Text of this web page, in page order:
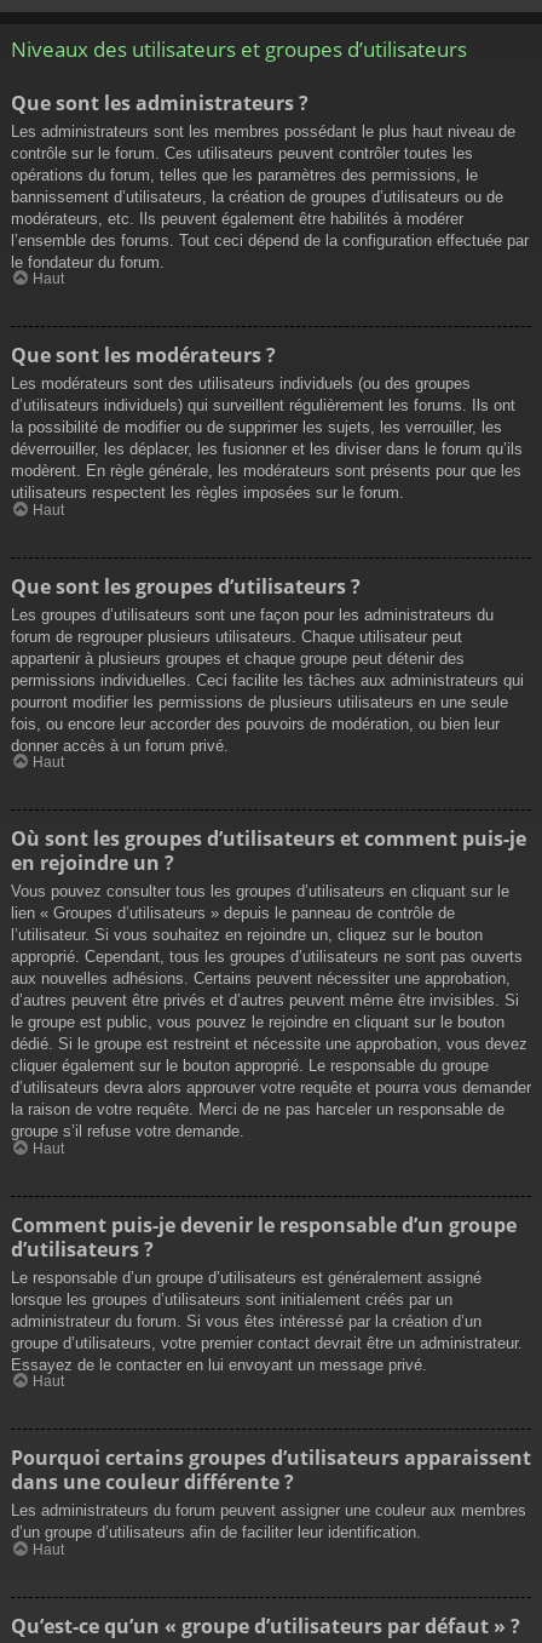
Niveaux des utilisateurs et groupes d’utilisateurs
Que sont les administrateurs ?
Les administrateurs sont les membres possédant le plus haut niveau de
contrôle sur le forum. Ces utilisateurs peuvent contrôler toutes les
opérations du forum, telles que les paramètres des permissions, le
bannissement d’utilisateurs, la création de groupes d’utilisateurs ou de
modérateurs, etc. Ils peuvent également être habilités à modérer
l’ensemble des forums. Tout ceci dépend de la configuration effectuée par
le fondateur du forum.
Haut
Que sont les modérateurs ?
Les modérateurs sont des utilisateurs individuels (ou des groupes
d’utilisateurs individuels) qui surveillent régulièrement les forums. Ils ont
la possibilité de modifier ou de supprimer les sujets, les verrouiller, les
déverrouiller, les déplacer, les fusionner et les diviser dans le forum qu’ils
modèrent. En règle générale, les modérateurs sont présents pour que les
utilisateurs respectent les règles imposées sur le forum.
Haut
Que sont les groupes d’utilisateurs ?
Les groupes d’utilisateurs sont une façon pour les administrateurs du
forum de regrouper plusieurs utilisateurs. Chaque utilisateur peut
appartenir à plusieurs groupes et chaque groupe peut détenir des
permissions individuelles. Ceci facilite les tâches aux administrateurs qui
pourront modifier les permissions de plusieurs utilisateurs en une seule
fois, ou encore leur accorder des pouvoirs de modération, ou bien leur
donner accès à un forum privé.
Haut
Où sont les groupes d’utilisateurs et comment puis-je
en rejoindre un ?
Vous pouvez consulter tous les groupes d’utilisateurs en cliquant sur le
lien « Groupes d’utilisateurs » depuis le panneau de contrôle de
l’utilisateur. Si vous souhaitez en rejoindre un, cliquez sur le bouton
approprié. Cependant, tous les groupes d’utilisateurs ne sont pas ouverts
aux nouvelles adhésions. Certains peuvent nécessiter une approbation,
d’autres peuvent être privés et d’autres peuvent même être invisibles. Si
le groupe est public, vous pouvez le rejoindre en cliquant sur le bouton
dédié. Si le groupe est restreint et nécessite une approbation, vous devez
cliquer également sur le bouton approprié. Le responsable du groupe
d’utilisateurs devra alors approuver votre requête et pourra vous demander
la raison de votre requête. Merci de ne pas harceler un responsable de
groupe s’il refuse votre demande.
Haut
Comment puis-je devenir le responsable d’un groupe
d’utilisateurs ?
Le responsable d’un groupe d’utilisateurs est généralement assigné
lorsque les groupes d’utilisateurs sont initialement créés par un
administrateur du forum. Si vous êtes intéressé par la création d’un
groupe d’utilisateurs, votre premier contact devrait être un administrateur.
Essayez de le contacter en lui envoyant un message privé.
Haut
Pourquoi certains groupes d’utilisateurs apparaissent
dans une couleur différente ?
Les administrateurs du forum peuvent assigner une couleur aux membres
d’un groupe d’utilisateurs afin de faciliter leur identification.
Haut
Qu’est-ce qu’un « groupe d’utilisateurs par défaut » ?